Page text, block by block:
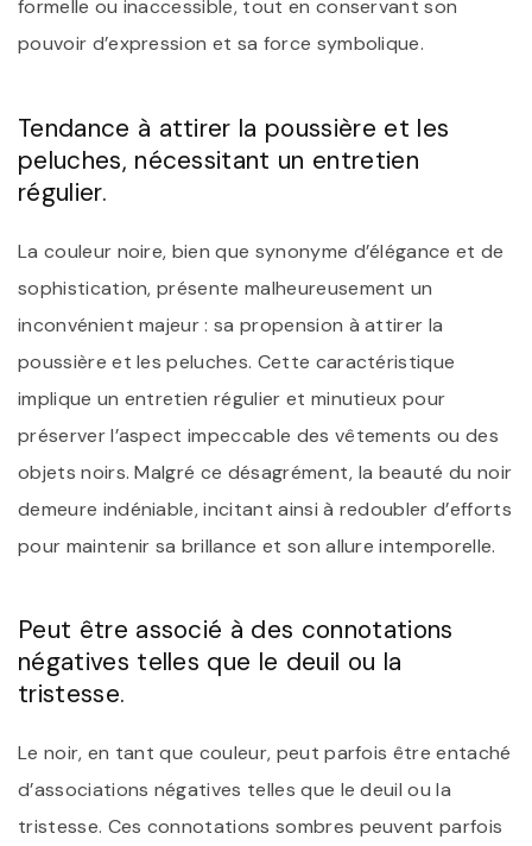
formelle ou inaccessible, tout en conservant son
pouvoir d’expression et sa force symbolique.
Tendance à attirer la poussière et les
peluches, nécessitant un entretien
régulier.
La couleur noire, bien que synonyme d’élégance et de
sophistication, présente malheureusement un
inconvénient majeur : sa propension à attirer la
poussière et les peluches. Cette caractéristique
implique un entretien régulier et minutieux pour
préserver l’aspect impeccable des vêtements ou des
objets noirs. Malgré ce désagrément, la beauté du noir
demeure indéniable, incitant ainsi à redoubler d’efforts
pour maintenir sa brillance et son allure intemporelle.
Peut être associé à des connotations
négatives telles que le deuil ou la
tristesse.
Le noir, en tant que couleur, peut parfois être entaché
d’associations négatives telles que le deuil ou la
tristesse. Ces connotations sombres peuvent parfois